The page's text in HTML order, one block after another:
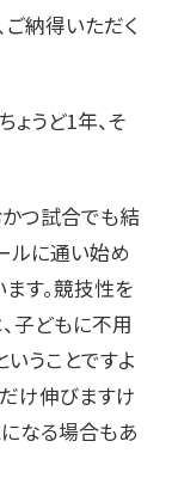
ご納得いただく
うど1年、そ
つ試合でも結
ルに通い始め
す。競技性を
子どもに不用
うことですよ
け伸びますけ
なる場合もあ